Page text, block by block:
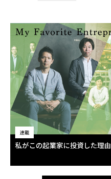
連載
私がこの起業家に投資した理由